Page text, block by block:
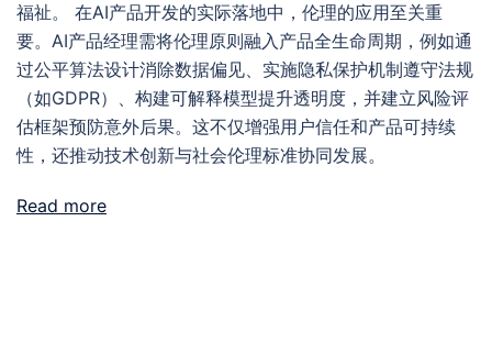
福祉。 在AI产品开发的实际落地中，伦理的应用至关重
要。AI产品经理需将伦理原则融入产品全生命周期，例如通
过公平算法设计消除数据偏见、实施隐私保护机制遵守法规
（如GDPR）、构建可解释模型提升透明度，并建立风险评
估框架预防意外后果。这不仅增强用户信任和产品可持续
性，还推动技术创新与社会伦理标准协同发展。
Read more